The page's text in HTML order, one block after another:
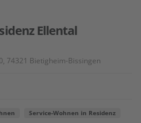
Ellental
74321 Bietigheim-Bissingen
Service-Wohnen in Residenz